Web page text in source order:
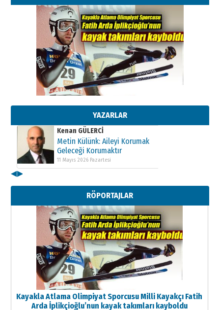
YAZARLAR
Kenan GÜLERCİ
Metin Külünk: Aileyi Korumak
11 Mayıs 2026 Pazartesi
Kenan GÜLERCİ
Metin Külünk: Aileyi Korumak
Geleceği Korumaktır
11 Mayıs 2026 Pazartesi
Metin Külünk: Aileyi Korumak
Geleceği Korumaktır
11 Mayıs 2026 Pazartesi
◀▶
RÖPORTAJLAR
Kayakla Atlama Olimpiyat Sporcusu Milli Kayakçı Fatih
Arda İplikçioğlu’nun kayak takımları kayboldu